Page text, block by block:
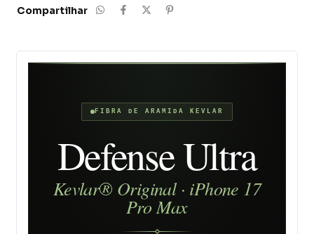
Compartilhar
FIBRA DE ARAMIDA KEVLAR
Defense Ultra
Kevlar® Original · iPhone 17
Pro Max